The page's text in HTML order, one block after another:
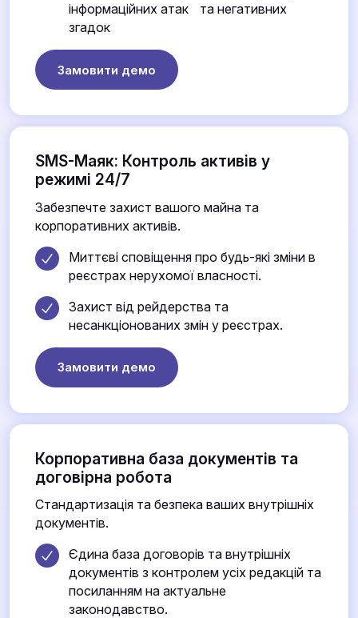
інформаційних атак та негативних
згадок
Замовити демо
SMS-Маяк: Контроль активів у
режимі 24/7
Забезпечте захист вашого майна та
корпоративних активів.
Миттєві сповіщення про будь-які зміни в
реєстрах нерухомої власності.
Захист від рейдерства та
несанкціонованих змін у реєстрах.
Замовити демо
Корпоративна база документів та
договірна робота
Стандартизація та безпека ваших внутрішніх
документів.
Єдина база договорів та внутрішніх
документів з контролем усіх редакцій та
посиланням на актуальне
законодавство.